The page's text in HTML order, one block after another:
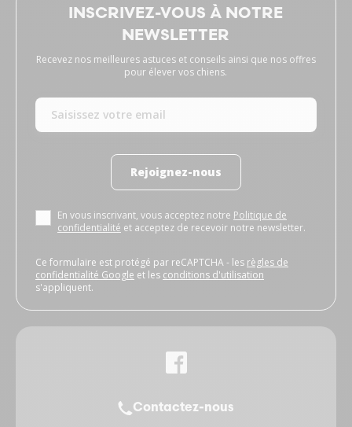
INSCRIVEZ-VOUS À NOTRE
NEWSLETTER
Recevez nos meilleures astuces et conseils ainsi que nos offres
pour élever vos chiens.
Rejoignez-nous
En vous inscrivant, vous acceptez notre Politique de
confidentialité et acceptez de recevoir notre newsletter.
Ce formulaire est protégé par reCAPTCHA - les règles de
confidentialité Google et les conditions d'utilisation
s'appliquent.
Contactez-nous